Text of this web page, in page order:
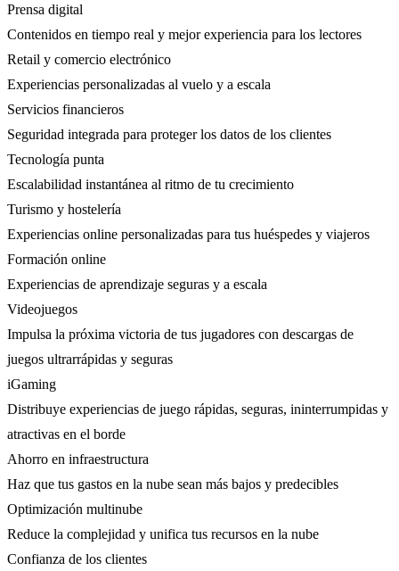
Prensa digital
Contenidos en tiempo real y mejor experiencia para los lectores
Retail y comercio electrónico
Experiencias personalizadas al vuelo y a escala
Servicios financieros
Seguridad integrada para proteger los datos de los clientes
Tecnología punta
Escalabilidad instantánea al ritmo de tu crecimiento
Turismo y hostelería
Experiencias online personalizadas para tus huéspedes y viajeros
Formación online
Experiencias de aprendizaje seguras y a escala
Videojuegos
Impulsa la próxima victoria de tus jugadores con descargas de
juegos ultrarrápidas y seguras
iGaming
Distribuye experiencias de juego rápidas, seguras, ininterrumpidas y
atractivas en el borde
Ahorro en infraestructura
Haz que tus gastos en la nube sean más bajos y predecibles
Optimización multinube
Reduce la complejidad y unifica tus recursos en la nube
Confianza de los clientes